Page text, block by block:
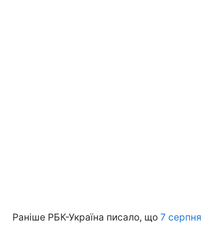
Раніше РБК-Україна писало, що 7 серпня